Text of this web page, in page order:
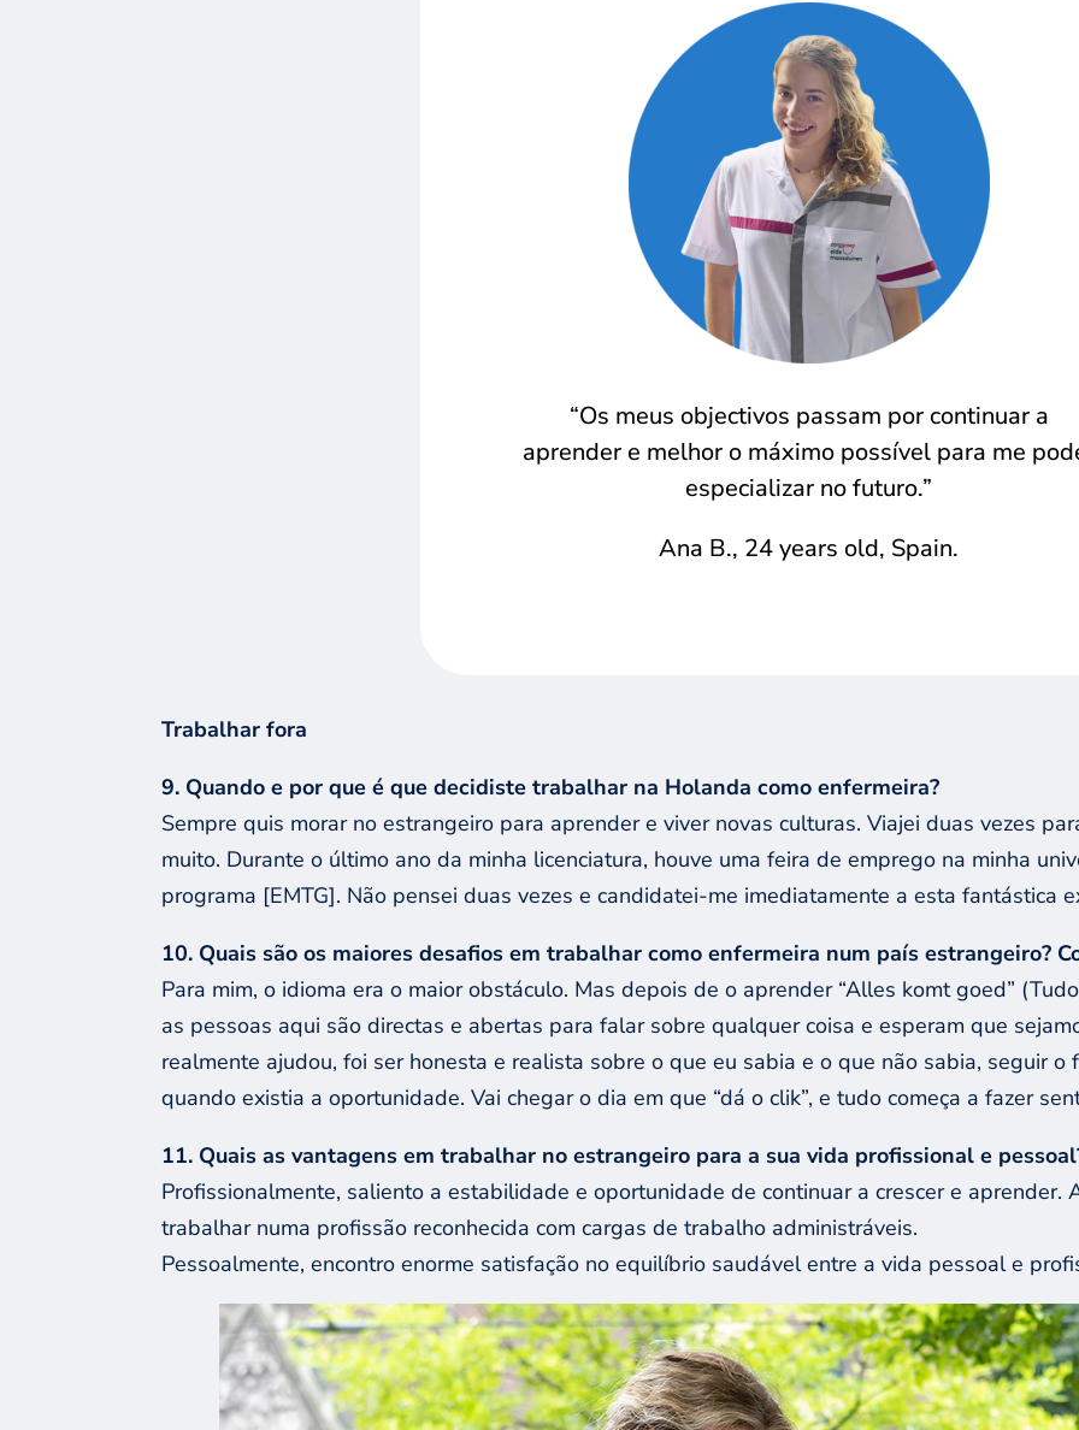
“Os meus objectivos passam por continuar a
aprender e melhor o máximo possível para me
especializar no futuro.”
Ana B., 24 years old, Spain.
Trabalhar fora
9. Quando e por que é que decidiste trabalhar na Holanda como enfermeira?
Sempre quis morar no estrangeiro para aprender e viver novas culturas. Viajei duas vezes
muito. Durante o último ano da minha licenciatura, houve uma feira de emprego na minha
programa [EMTG]. Não pensei duas vezes e candidatei-me imediatamente a esta fantástica
10. Quais são os maiores desafios em trabalhar como enfermeira num país estrangeiro?
Para mim, o idioma era o maior obstáculo. Mas depois de o aprender “Alles komt goed”
as pessoas aqui são directas e abertas para falar sobre qualquer coisa e esperam que
realmente ajudou, foi ser honesta e realista sobre o que eu sabia e o que não sabia, seguir
quando existia a oportunidade. Vai chegar o dia em que “dá o clik”, e tudo começa a fazer
11. Quais as vantagens em trabalhar no estrangeiro para a sua vida profissional e
Profissionalmente, saliento a estabilidade e oportunidade de continuar a crescer e aprender.
trabalhar numa profissão reconhecida com cargas de trabalho administráveis.
Pessoalmente, encontro enorme satisfação no equilíbrio saudável entre a vida pessoal e